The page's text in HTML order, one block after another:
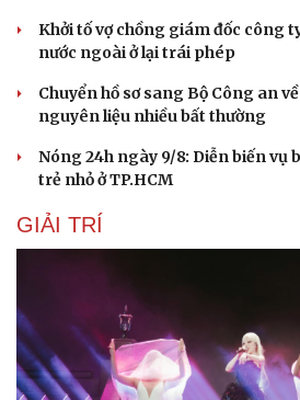
Khởi tố vợ chồng giám đốc công
nước ngoài ở lại trái phép
Chuyển hồ sơ sang Bộ Công an
nguyên liệu nhiều bất thường
Nóng 24h ngày 9/8: Diễn biến vụ
trẻ nhỏ ở TP.HCM
GIẢI TRÍ